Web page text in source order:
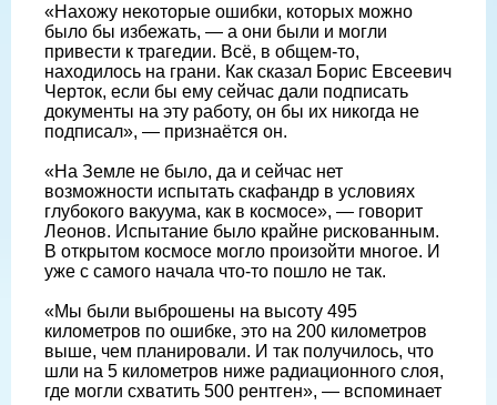
«Нахожу некоторые ошибки, которых можно
было бы избежать, — а они были и могли
привести к трагедии. Всё, в общем-то,
находилось на грани. Как сказал Борис Евсеевич
Черток, если бы ему сейчас дали подписать
документы на эту работу, он бы их никогда не
подписал», — признаётся он.
«На Земле не было, да и сейчас нет
возможности испытать скафандр в условиях
глубокого вакуума, как в космосе», — говорит
Леонов. Испытание было крайне рискованным.
В открытом космосе могло произойти многое. И
уже с самого начала что-то пошло не так.
«Мы были выброшены на высоту 495
километров по ошибке, это на 200 километров
выше, чем планировали. И так получилось, что
шли на 5 километров ниже радиационного слоя,
где могли схватить 500 рентген», — вспоминает